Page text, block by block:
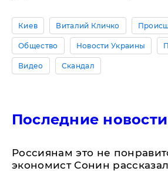
Киев Виталий Кличко
Общество Новости Украины
Видео Скандал
Последние новости
Россиянам это не
экономист Сонин